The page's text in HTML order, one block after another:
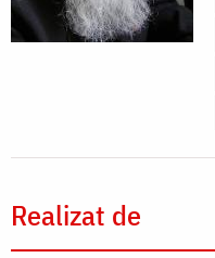
Realizat de